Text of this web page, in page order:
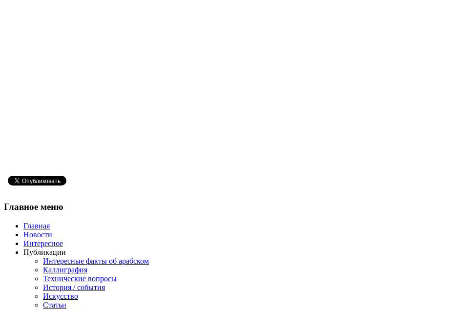
Главное меню
Главная
Новости
Интересное
Публикации
Интересные факты об арабском
Каллиграфия
Технические вопросы
История / события
Искусство
Статьи